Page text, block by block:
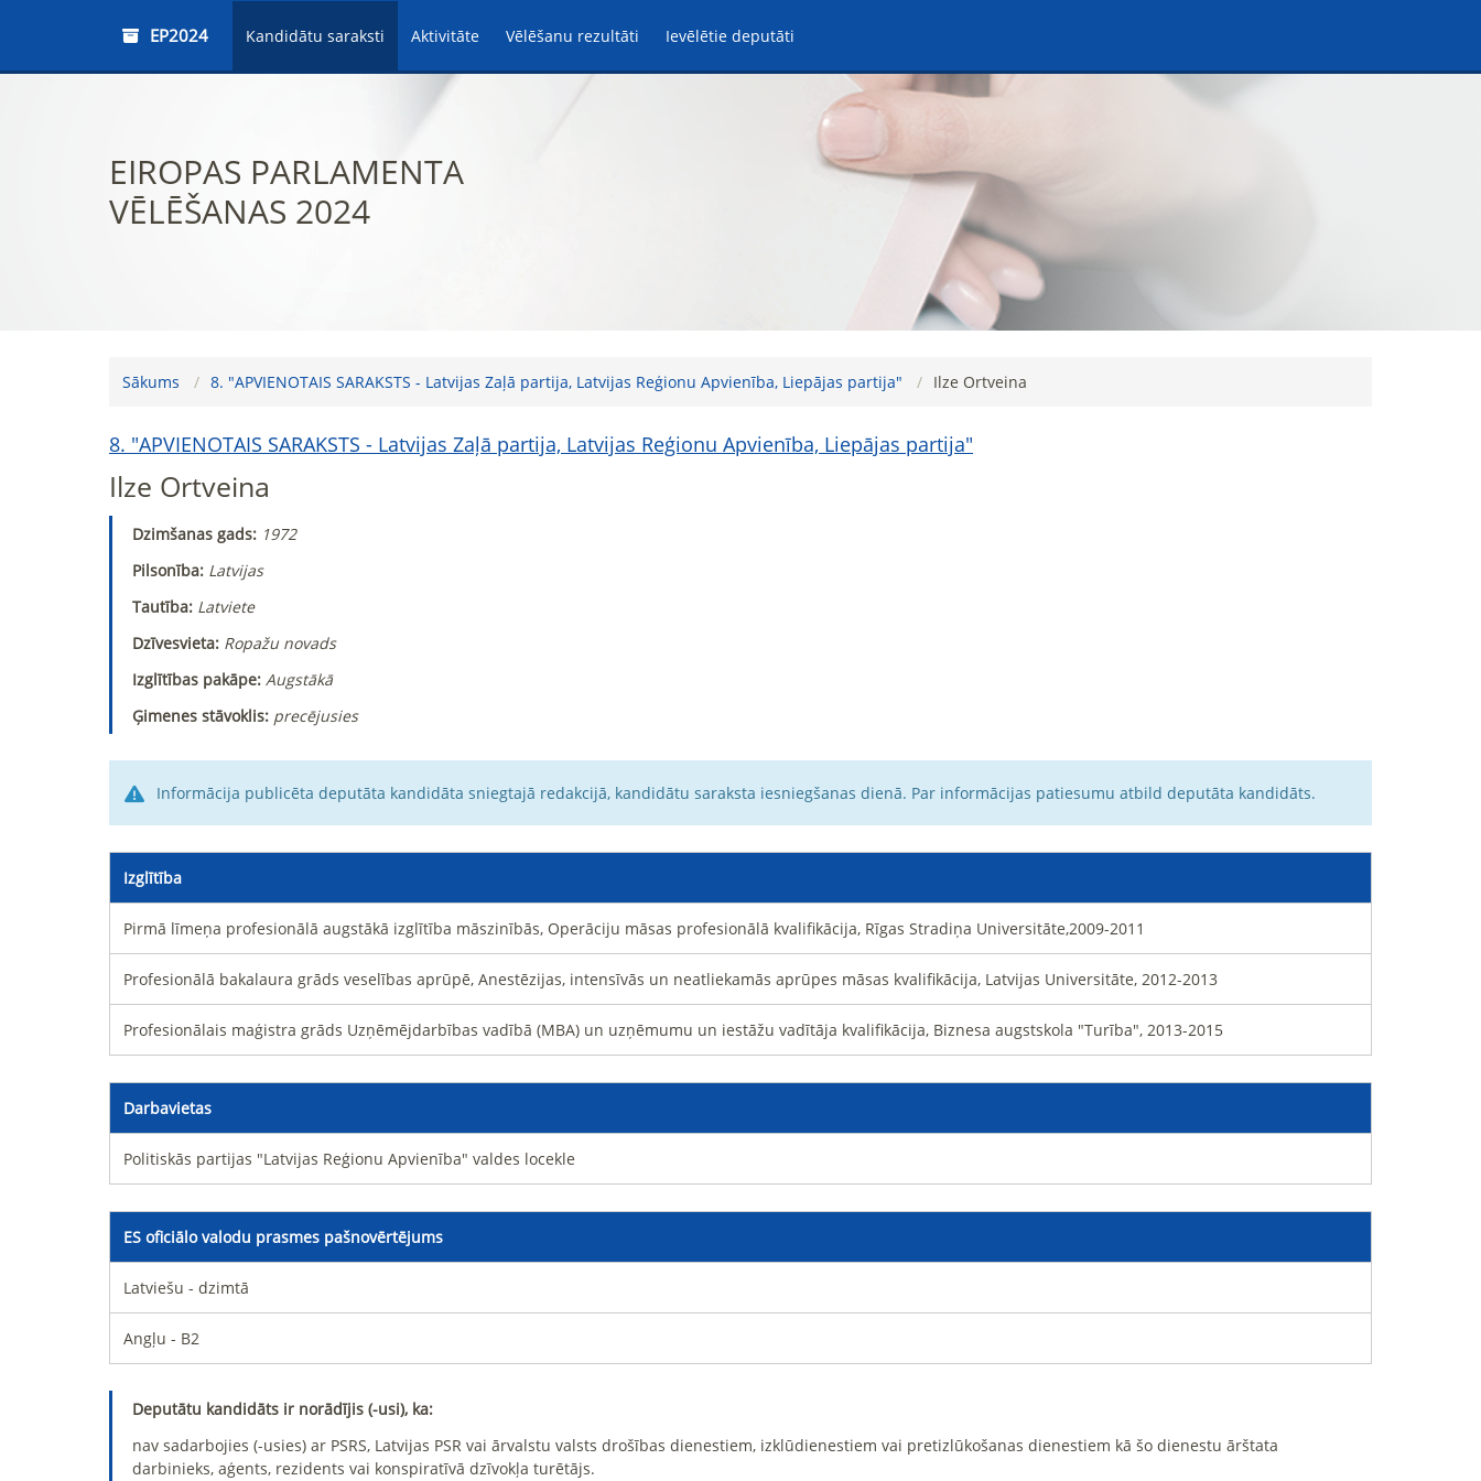
EP2024 Kandidātu saraksti Aktivitāte Vēlēšanu rezultāti Ievēlētie deputāti
EIROPAS PARLAMENTA
VĒLĒŠANAS 2024
Sākums 8. "APVIENOTAIS SARAKSTS - Latvijas Zaļā partija, Latvijas Reģionu Apvienība, Liepājas partija" Ilze Ortveina
8. "APVIENOTAIS SARAKSTS - Latvijas Zaļā partija, Latvijas Reģionu Apvienība, Liepājas partija"
Ilze Ortveina
Dzimšanas gads: 1972
Pilsonība: Latvijas
Tautība: Latviete
Dzīvesvieta: Ropažu novads
Izglītības pakāpe: Augstākā
Ģimenes stāvoklis: precējusies
Informācija publicēta deputāta kandidāta sniegtajā redakcijā, kandidātu saraksta iesniegšanas dienā. Par informācijas patiesumu atbild deputāta kandidāts.
Izglītība
Pirmā līmeņa profesionālā augstākā izglītība māszinībās, Operāciju māsas profesionālā kvalifikācija, Rīgas Stradiņa Universitāte,2009-2011
Profesionālā bakalaura grāds veselības aprūpē, Anestēzijas, intensīvās un neatliekamās aprūpes māsas kvalifikācija, Latvijas Universitāte, 2012-2013
Profesionālais maģistra grāds Uzņēmējdarbības vadībā (MBA) un uzņēmumu un iestāžu vadītāja kvalifikācija, Biznesa augstskola "Turība", 2013-2015
Darbavietas
Politiskās partijas "Latvijas Reģionu Apvienība" valdes locekle
ES oficiālo valodu prasmes pašnovērtējums
Latviešu - dzimtā
Angļu - B2
Deputātu kandidāts ir norādījis (-usi), ka:
nav sadarbojies (-usies) ar PSRS, Latvijas PSR vai ārvalstu valsts drošības dienestiem, izklūdienestiem vai pretizlūkošanas dienestiem kā šo dienestu ārštata
darbinieks, aģents, rezidents vai konspiratīvā dzīvokļa turētājs.